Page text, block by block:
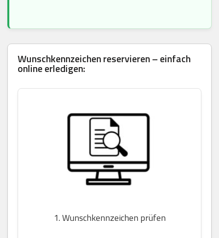
Wunschkennzeichen reservieren – einfach
online erledigen:
1. Wunschkennzeichen prüfen